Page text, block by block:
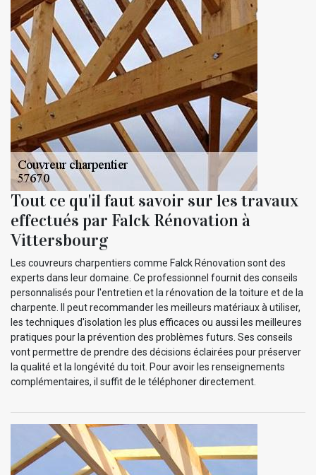
Tout ce qu'il faut savoir sur les travaux
effectués par Falck Rénovation à
Vittersbourg
Les couvreurs charpentiers comme Falck Rénovation sont des
experts dans leur domaine. Ce professionnel fournit des conseils
personnalisés pour l'entretien et la rénovation de la toiture et de la
charpente. Il peut recommander les meilleurs matériaux à utiliser,
les techniques d'isolation les plus efficaces ou aussi les meilleures
pratiques pour la prévention des problèmes futurs. Ses conseils
vont permettre de prendre des décisions éclairées pour préserver
la qualité et la longévité du toit. Pour avoir les renseignements
complémentaires, il suffit de le téléphoner directement.